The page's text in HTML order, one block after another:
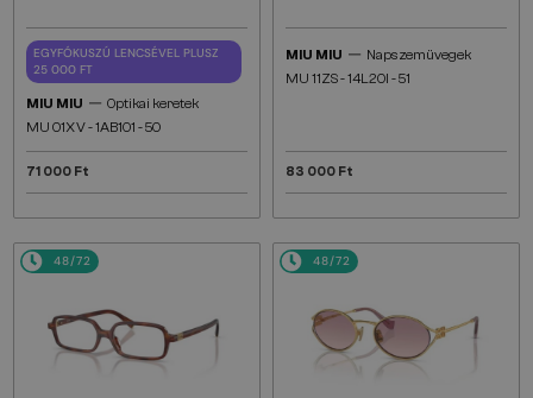
EGYFÓKUSZÚ LENCSÉVEL PLUSZ
25 000 FT
MIU MIU — Optikai keretek
MU 01XV - 1AB1O1 - 50
71 000 Ft
MIU MIU — Napszemüvegek
MU 11ZS - 14L20I - 51
83 000 Ft
48/72 48/72